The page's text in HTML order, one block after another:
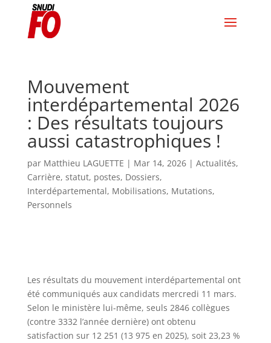
Mouvement
interdépartemental 2026
: Des résultats toujours
aussi catastrophiques !
par Matthieu LAGUETTE | Mar 14, 2026| Actualités,
Carrière, statut, postes, Dossiers,
Interdépartemental, Mobilisations, Mutations,
Personnels
Les résultats du mouvement interdépartemental ont
été communiqués aux candidats mercredi 11 mars.
Selon le ministère lui-même, seuls 2846 collègues
(contre 3332 l’année dernière) ont obtenu
satisfaction sur 12 251 (13 975 en 2025), soit 23,23 %